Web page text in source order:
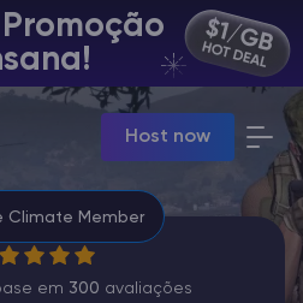
Host now
& payments
Climate Member
em 300 avaliações